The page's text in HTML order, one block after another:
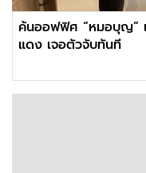
ค้นออฟฟิศ “หมอบุญ”
แดง เจอตัวจับทันที